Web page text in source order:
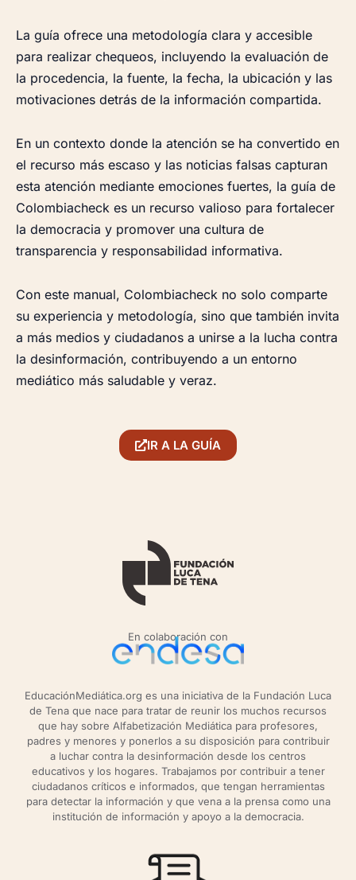
La guía ofrece una metodología clara y accesible
para realizar chequeos, incluyendo la evaluación de
la procedencia, la fuente, la fecha, la ubicación y las
motivaciones detrás de la información compartida.
En un contexto donde la atención se ha convertido en
el recurso más escaso y las noticias falsas capturan
esta atención mediante emociones fuertes, la guía de
Colombiacheck es un recurso valioso para fortalecer
la democracia y promover una cultura de
transparencia y responsabilidad informativa.
Con este manual, Colombiacheck no solo comparte
su experiencia y metodología, sino que también invita
a más medios y ciudadanos a unirse a la lucha contra
la desinformación, contribuyendo a un entorno
mediático más saludable y veraz.
IR A LA GUÍA
En colaboración con
EducaciónMediática.org es una iniciativa de la Fundación Luca
de Tena que nace para tratar de reunir los muchos recursos
que hay sobre Alfabetización Mediática para profesores,
padres y menores y ponerlos a su disposición para contribuir
a luchar contra la desinformación desde los centros
educativos y los hogares. Trabajamos por contribuir a tener
ciudadanos críticos e informados, que tengan herramientas
para detectar la información y que vena a la prensa como una
institución de información y apoyo a la democracia.